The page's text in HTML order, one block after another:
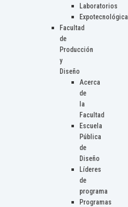
Laboratorios
Expotecnológica
Facultad
de
Producción
y
Diseño
Acerca
de
la
Facultad
Escuela
Pública
de
Diseño
Líderes
de
programa
Programas